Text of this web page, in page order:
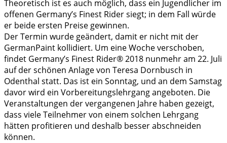
Theoretisch ist es auch möglich, dass ein Jugendlicher im
offenen Germany’s Finest Rider siegt; in dem Fall würde
er beide ersten Preise gewinnen.
Der Termin wurde geändert, damit er nicht mit der
GermanPaint kollidiert. Um eine Woche verschoben,
findet Germany’s Finest Rider® 2018 nunmehr am 22. Juli
auf der schönen Anlage von Teresa Dornbusch in
Odenthal statt. Das ist ein Sonntag, und an dem Samstag
davor wird ein Vorbereitungslehrgang angeboten. Die
Veranstaltungen der vergangenen Jahre haben gezeigt,
dass viele Teilnehmer von einem solchen Lehrgang
hätten profitieren und deshalb besser abschneiden
können.